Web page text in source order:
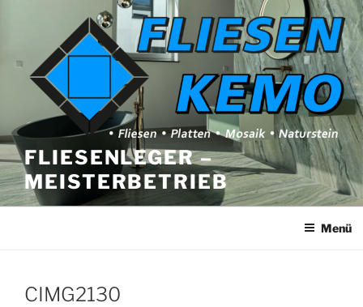
FLIESENLEGER –
MEISTERBETRIEB
Menü
CIMG2130